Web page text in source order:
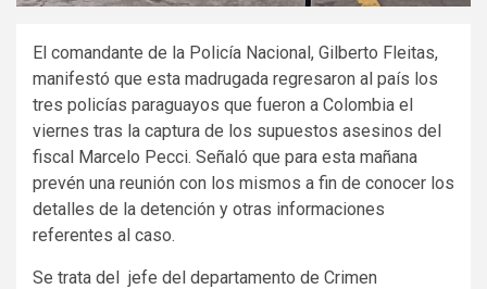
El comandante de la Policía Nacional, Gilberto Fleitas,
manifestó que esta madrugada regresaron al país los
tres policías paraguayos que fueron a Colombia el
viernes tras la captura de los supuestos asesinos del
fiscal Marcelo Pecci. Señaló que para esta mañana
prevén una reunión con los mismos a fin de conocer los
detalles de la detención y otras informaciones
referentes al caso.
Se trata del jefe del departamento de Crimen